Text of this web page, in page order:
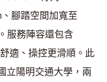
腳踏空間加寬至
服務陣容還包含
適、操控更滑順。此
立陽明交通大學，兩